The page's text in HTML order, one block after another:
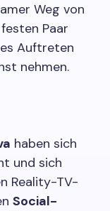
Weg von
Paar
Auftreten
nehmen.
haben sich
und sich
Reality-TV-
Social-